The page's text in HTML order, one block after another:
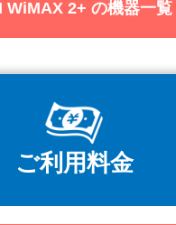
WiMAX 2+ の機器一覧
ご利用料金